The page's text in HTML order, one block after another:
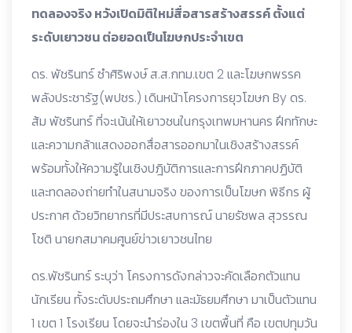
ทดลองจริง หวังเปิดมิติใหม่สื่อสารสร้างสรรค์ ตั้งแต่
ระดับเยาวชน ต่อยอดเป็นโฆษกประจำเขต
ดร. พัชรินทร์ ซำศิริพงษ์ ส.ส.กทม.เขต 2 และโฆษกพรรค
พลังประชารัฐ(พปชร.) เดินหน้าโครงการยุวโฆษก By ดร.
ส้ม พัชรินทร์ ที่จะเน้นให้เยาวชนในกรุงเทพมหานคร ฝึกทักษะ
และความกล้าแสดงออกสื่อสารออกมาในเชิงสร้างสรรค์
พร้อมทั้งให้ความรู้ในเชิงปฎิบัติการและการฝึกภาคปฏิบัติ
และทดลองถ่ายทำในสนามจริง ของการเป็นโฆษก พิธีกร ผู้
ประกาศ ด้วยวิทยากรที่มีประสบการณ์ นายรัชพล สุวรรณ
โชติ นายกสมาคมศูนย์ข่าวเยาวชนไทย
ดร.พัชรินทร์ ระบุว่า โครงการดังกล่าวจะคัดเลือกตัวแทน
นักเรียน ทั้งระดับประถมศึกษา และมัธยมศึกษา มาเป็นตัวแทน
1 เขต 1 โรงเรียน โดยจะนำร่องใน 3 เขตพื้นที่ คือ เขตปทุมวัน